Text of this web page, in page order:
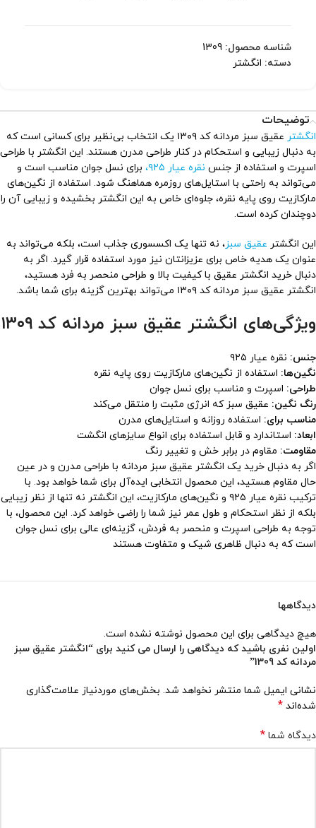
شناسه محصول: 1309
دسته: انگشتر
توضیحات
انگشتر
عقیق سبز مردانه کد ۱۳۰۹ یک انتخاب بی‌نظیر برای کسانی است که
به دنبال زیبایی و استحکام در کنار طراحی مدرن هستند. این انگشتر با طراحی
اسپرت و استفاده از جنس نقره عیار ۹۲۵،
برای نسل جوان مناسب است و
می‌تواند به راحتی با استایل‌های روزمره هماهنگ شود. استفاده از نگین‌های
مارکازیت روی پایه نقره، جلوه‌ای خاص به این انگشتر بخشیده و زیبایی آن را
دوچندان کرده است.
این انگشتر عقیق سبز، نه تنها یک اکسسوری جذاب است، بلکه می‌تواند به
عنوان یک هدیه خاص برای عزیزانتان نیز مورد استفاده قرار گیرد. اگر به
دنبال خرید انگشتر عقیق با کیفیت بالا و طراحی منحصر به فرد هستید،
انگشتر عقیق سبز مردانه کد ۱۳۰۹ می‌تواند بهترین گزینه برای شما باشد.
ویژگی‌های انگشتر عقیق سبز مردانه کد ۱۳۰۹
جنس: نقره عیار ۹۲۵
نگین‌ها: استفاده از نگین‌های مارکازیت روی پایه نقره
طراحی: اسپرت و مناسب برای نسل جوان
رنگ نگین: عقیق سبز که انرژی مثبت را منتقل می‌کند
مناسب برای: استفاده روزانه و استایل‌های مدرن
ابعاد: استاندارد و قابل استفاده برای انواع سایزهای انگشت
مقاومت: مقاوم در برابر خش و تغییر رنگ
اگر به دنبال خرید یک انگشتر عقیق سبز مردانه با طراحی مدرن و در عین
حال مقاوم هستید، این محصول انتخابی ایده‌آل برای شما خواهد بود. با
ترکیب نقره عیار ۹۲۵ و نگین‌های مارکازیت، این انگشتر نه تنها از نظر زیبایی
بلکه از نظر استحکام و طول عمر نیز شما را راضی خواهد کرد. این محصول، با
توجه به طراحی اسپرت و منحصر به فردش، گزینه‌ای عالی برای نسل جوان
است که به دنبال ظاهری شیک و متفاوت هستند
دیدگاهها
هیچ دیدگاهی برای این محصول نوشته نشده است.
اولین نفری باشید که دیدگاهی را ارسال می کنید برای “انگشتر عقیق سبز
مردانه کد 1309”
نشانی ایمیل شما منتشر نخواهد شد. بخش‌های موردنیاز علامت‌گذاری
شده‌اند *
دیدگاه شما *